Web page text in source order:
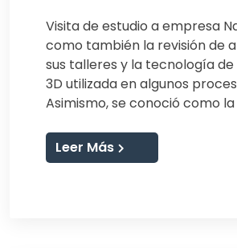
Visita de estudio a empresa
como también la revisión de
sus talleres y la tecnología
3D utilizada en algunos
Asimismo, se conoció como
Leer Más